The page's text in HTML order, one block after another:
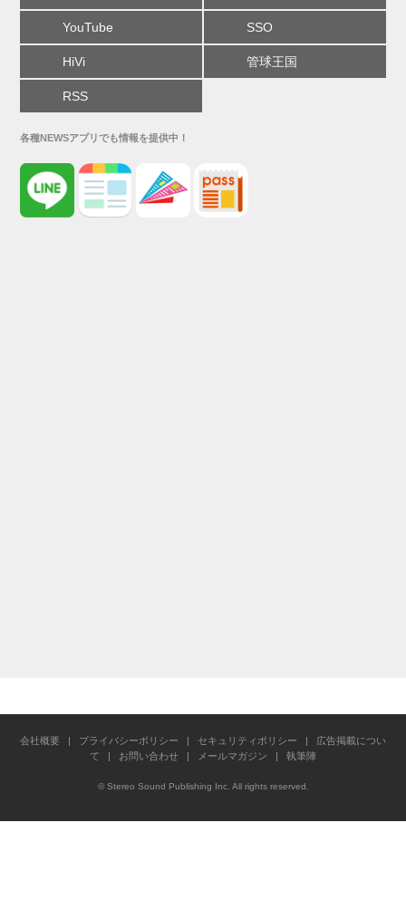
YouTube SSO
HiVi 管球王国
RSS
各種NEWSアプリでも情報を提供中！
会社概要 | プライバシーポリシー | セキュリティポリシー | 広告掲載につい
て | お問い合わせ | メールマガジン | 執筆陣
© Stereo Sound Publishing Inc. All rights reserved.